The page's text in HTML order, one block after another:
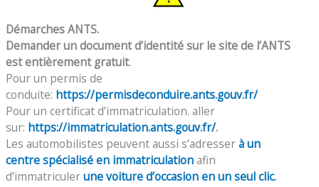
Démarches ANTS.
Demander un document d’identité sur le site de l’ANTS
est entièrement gratuit.
Pour un permis de
conduite: https://permisdeconduire.ants.gouv.fr/
Pour un certificat d’immatriculation. aller
sur: https://immatriculation.ants.gouv.fr/.
Les automobilistes peuvent aussi s’adresserà un
centre spécialisé en immatriculationafin
d’immatriculerune voiture d’occasion en un seul clic.